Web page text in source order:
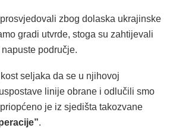
zbog dolaska ukrajinske
gradi utvrde, stoga su zahtijevali
područje.
seljaka da se u njihovoj
linije obrane i odlučili smo
je iz sjedišta takozvane
.